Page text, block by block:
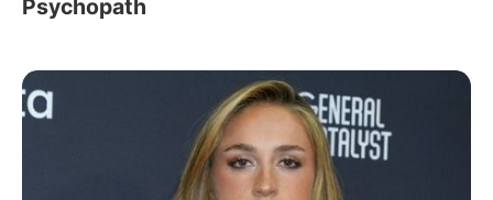
Psychopath